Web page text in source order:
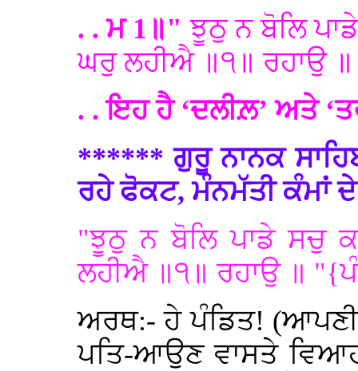
. . ਮ 1॥"ਝੂਠੁ ਨ ਬੋਲਿ
ਘਰੁ ਲਹੀਐ ॥੧॥ ਰਹਾਉ
. . ਇਹ ਹੈ ‘ਦਲੀਲ਼’ ਅਤੇ
****** ਗੁਰੂ ਨਾਨਕ
ਰਹੇ ਫੋਕਟ, ਮੰਨਮੱਤੀ ਕੰਮਾਂ
"ਝੂਠੁ ਨ ਬੋਲਿ ਪਾਡੇ ਸਚੁ
ਲਹੀਐ ॥੧॥ ਰਹਾਉ ॥
ਅਰਥ:- ਹੇ ਪੰਡਿਤ! (ਆਪਣੀ
ਪਤਿ-ਆਉਣ ਵਾਸਤੇ